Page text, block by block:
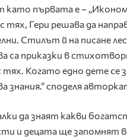
първата е –
Гери решава да
Стилът й на писане
са приказки в
тях. Когато едно дете се
знания.“ споделя
да знаят какви
и децата ще запомнят